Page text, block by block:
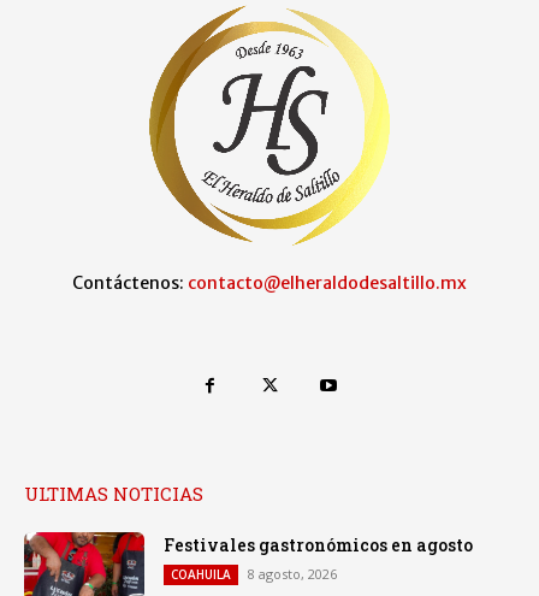
Contáctenos: contacto@elheraldodesaltillo.mx
ULTIMAS NOTICIAS
Festivales gastronómicos en agosto
COAHUILA 8 agosto, 2026